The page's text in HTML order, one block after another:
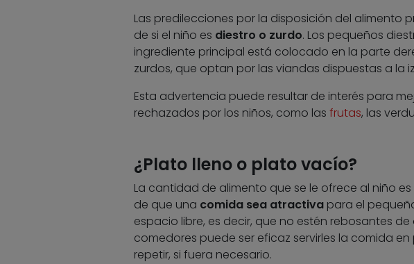
Las predilecciones por la disposición del alimento
de si el niño es diestro o zurdo. Los pequeños
ingrediente principal está colocado en la parte
zurdos, que optan por las viandas dispuestas a la
Esta advertencia puede resultar de interés para
rechazados por los niños, como las frutas, las
¿Plato lleno o plato vacío?
La cantidad de alimento que se le ofrece al niño
de que una comida sea atractivapara el
espacio libre, es decir, que no estén rebosantes
comedores puede ser eficaz servirles la comida
repetir, si fuera necesario.